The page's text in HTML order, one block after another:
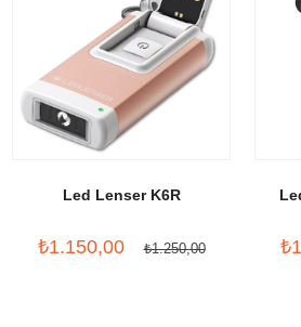
Led Lenser K6R
₺1.150,00 ₺1.250,00